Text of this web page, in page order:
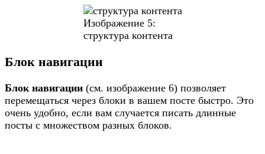
Изображение 5:
структура контента
Блок навигации
Блок навигации (см. изображение 6) позволяет
перемещаться через блоки в вашем посте быстро. Это
очень удобно, если вам случается писать длинные
посты с множеством разных блоков.